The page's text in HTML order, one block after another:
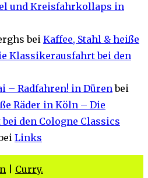
und Kreisfahrkollaps in
bei Kaffee, Stahl & heiße
Klassikerausfahrt bei den
– Radfahren! in Dürenbei
Räder in Köln – Die
den Cologne Classics
Links
Curry.